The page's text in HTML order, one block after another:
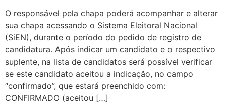
O responsável pela chapa poderá acompanhar e alterar
sua chapa acessando o Sistema Eleitoral Nacional
(SiEN), durante o período do pedido de registro de
candidatura. Após indicar um candidato e o respectivo
suplente, na lista de candidatos será possível verificar
se este candidato aceitou a indicação, no campo
“confirmado”, que estará preenchido com:
CONFIRMADO (aceitou […]